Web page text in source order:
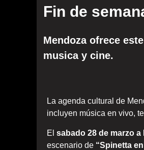
Fin de
Mendoza ofrece
musica y cine.
La agenda cultural de
incluyen música en vivo,
El sabado 28 de marzo a
escenario de “Spinetta